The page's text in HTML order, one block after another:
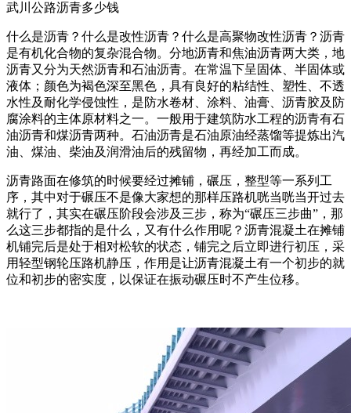
武川公路沥青多少钱
什么是沥青？什么是改性沥青？什么是高聚物改性沥青？沥青
是有机化合物的复杂混合物。分地沥青和焦油沥青两大类，地
沥青又分为天然沥青和石油沥青。在常温下呈固体、半固体或
液体；颜色为褐色深至黑色，具有良好的粘结性、塑性、不透
水性及耐化学侵蚀性，是防水卷材、涂料、油膏、沥青胶及防
腐涂料的主体原材料之一。一般用于建筑防水工程的沥青有石
油沥青和煤沥青两种。石油沥青是石油原油经蒸馏等提炼出汽
油、煤油、柴油及润滑油后的残留物，再经加工而成。
沥青路面在修筑的时候要经过摊铺，碾压，整型等一系列工
序，其中对于碾压不是像大家想的那样压路机咣当咣当开过去
就行了，其实在碾压阶段会涉及三步，称为“碾压三步曲”，那
么这三步都指的是什么，又有什么作用呢？沥青混凝土在摊铺
机铺完后是处于相对松软的状态，铺完之后立即进行初压，采
用轻型钢轮压路机静压，作用是让沥青混凝土有一个初步的就
位和初步的密实度，以保证在振动碾压时不产生位移。